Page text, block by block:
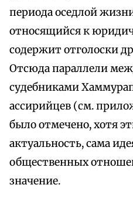
периода оседлой
относящийся к
содержит отголоски
Отсюда параллели
судебниками
ассирийцев (см.
было отмечено, хотя
актуальность, сама
общественных
значение.